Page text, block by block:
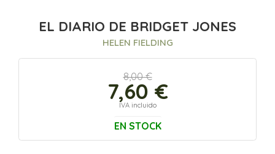
EL DIARIO DE BRIDGET JONES
HELEN FIELDING
8,00 €
7,60 €
IVA incluido
EN STOCK